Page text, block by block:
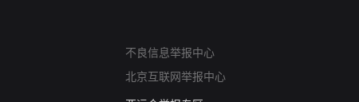
不良信息举报中心
北京互联网举报中心
算法推荐专项举报